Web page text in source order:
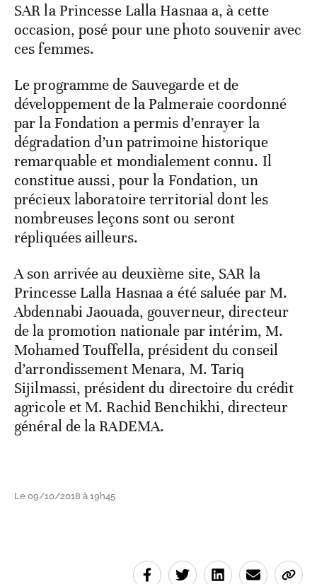
SAR la Princesse Lalla Hasnaa a, à cette
occasion, posé pour une photo souvenir avec
ces femmes.
Le programme de Sauvegarde et de
développement de la Palmeraie coordonné
par la Fondation a permis d’enrayer la
dégradation d’un patrimoine historique
remarquable et mondialement connu. Il
constitue aussi, pour la Fondation, un
précieux laboratoire territorial dont les
nombreuses leçons sont ou seront
répliquées ailleurs.
A son arrivée au deuxième site, SAR la
Princesse Lalla Hasnaa a été saluée par M.
Abdennabi Jaouada, gouverneur, directeur
de la promotion nationale par intérim, M.
Mohamed Touffella, président du conseil
d’arrondissement Menara, M. Tariq
Sijilmassi, président du directoire du crédit
agricole et M. Rachid Benchikhi, directeur
général de la RADEMA.
Le 09/10/2018 à 19h45